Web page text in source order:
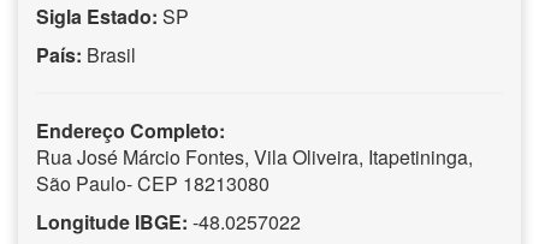
Sigla Estado: SP
País: Brasil
Endereço Completo:
Rua José Márcio Fontes, Vila Oliveira, Itapetininga,
São Paulo- CEP 18213080
Longitude IBGE: -48.0257022